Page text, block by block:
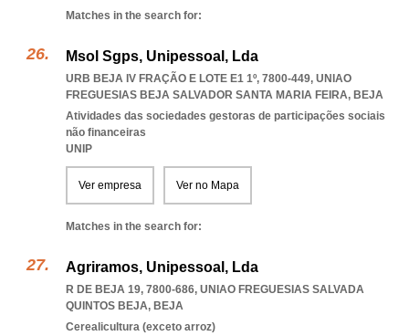
Matches in the search for:
Msol Sgps, Unipessoal, Lda
URB BEJA IV FRAÇÃO E LOTE E1 1º, 7800-449, UNIAO
FREGUESIAS BEJA SALVADOR SANTA MARIA FEIRA, BEJA
Atividades das sociedades gestoras de participações sociais
não financeiras
UNIP
Ver empresa Ver no Mapa
Matches in the search for:
Agriramos, Unipessoal, Lda
R DE BEJA 19, 7800-686, UNIAO FREGUESIAS SALVADA
QUINTOS BEJA, BEJA
Cerealicultura (exceto arroz)